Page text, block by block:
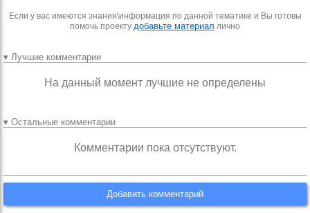
Если у вас имеются знания\информация по данной тематике и Вы готовы
помочь проекту добавьте материал лично
▾ Лучшие комментарии
На данный момент лучшие не определены
▾ Остальные комментарии
Комментарии пока отсутствуют.
Добавить комментарий